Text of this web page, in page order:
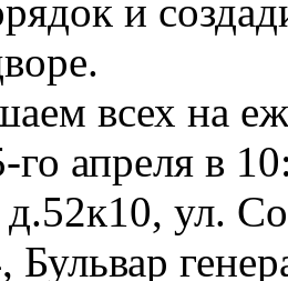
и
всех на
го апреля в
д.52к10, ул.
Бульвар